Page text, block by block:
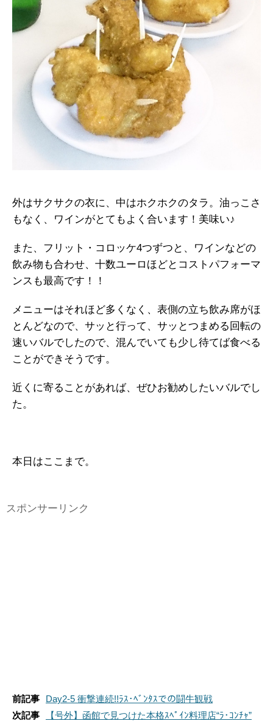
外はサクサクの衣に、中はホクホクのタラ。油っこさ
もなく、ワインがとてもよく合います！美味い♪
また、フリット・コロッケ4つずつと、ワインなどの
飲み物も合わせ、十数ユーロほどとコストパフォーマ
ンスも最高です！！
メニューはそれほど多くなく、表側の立ち飲み席がほ
とんどなので、サッと行って、サッとつまめる回転の
速いバルでしたので、混んでいても少し待てば食べる
ことができそうです。
近くに寄ることがあれば、ぜひお勧めしたいバルでし
た。
本日はここまで。
スポンサーリンク
前記事
Day2-5 衝撃連続!!ﾗｽ･ﾍﾞﾝﾀｽでの闘牛観戦
次記事
【号外】函館で見つけた本格ｽﾍﾟｲﾝ料理店“ﾗ･ｺﾝﾁｬ”